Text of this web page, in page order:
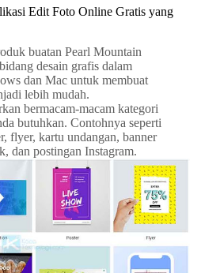
Edit Foto Online Gratis yang
buatan Pearl Mountain
desain grafis dalam
dan Mac untuk membuat
lebih mudah.
bermacam-macam kategori
butuhkan. Contohnya seperti
flyer, kartu undangan, banner
dan postingan Instagram.